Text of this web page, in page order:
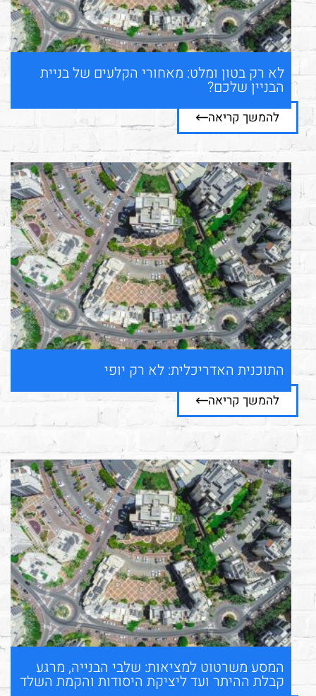
לא רק בטון ומלט: מאחורי הקלעים של בניית
הבניין שלכם?
להמשך קריאה
התוכנית האדריכלית: לא רק יופי
להמשך קריאה
המסע משרטוט למציאות: שלבי הבנייה, מרגע
קבלת ההיתר ועד ליציקת היסודות והקמת השלד